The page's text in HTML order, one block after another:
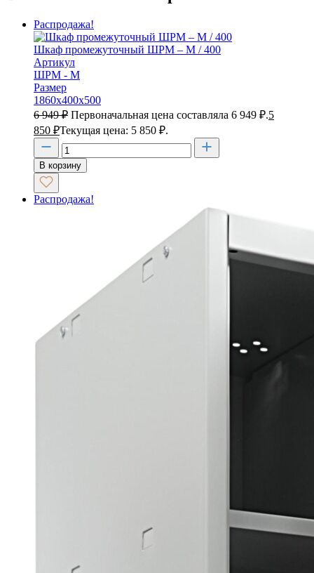
Распродажа!
Шкаф промежуточный ШРМ – М / 400
Артикул
ШРМ - М
Размер
1860х400х500
6 949₽ Первоначальная цена составляла 6 949 ₽.5
850 ₽Текущая цена: 5 850 ₽.
В корзину
Распродажа!